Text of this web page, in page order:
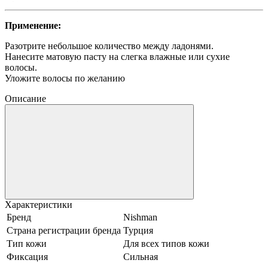
Применение:
Разотрите небольшое количество между ладонями.
Нанесите матовую пасту на слегка влажные или сухие
волосы.
Уложите волосы по желанию
Описание
Характеристики
Бренд
Nishman
Страна регистрации бренда Турция
Тип кожи
Для всех типов кожи
Фиксация
Сильная